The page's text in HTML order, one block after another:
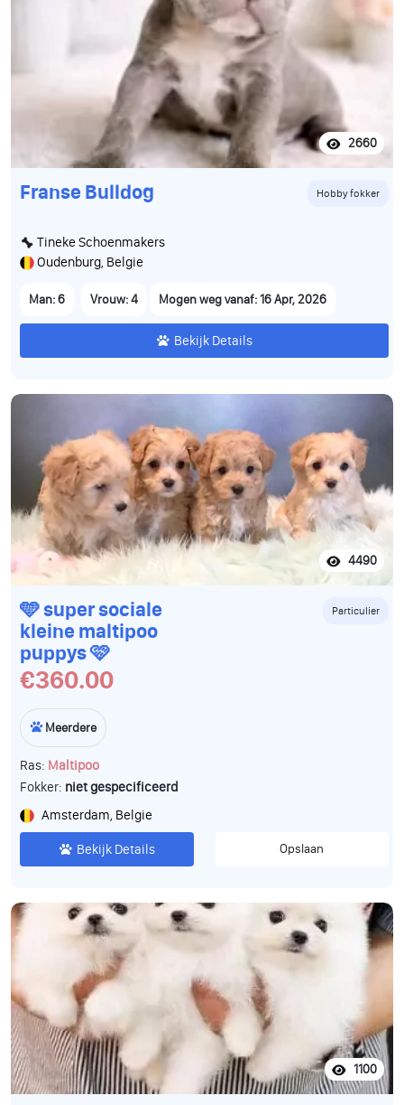
2660
Franse Bulldog Hobby fokker
Tineke Schoenmakers
Oudenburg, Belgie
Man: 6 Vrouw: 4 Mogen weg vanaf: 16 Apr, 2026
Bekijk Details
4490
🩵 super sociale
kleine maltipoo
puppys 🩷
Particulier
€360.00
Meerdere
Ras: Maltipoo
Fokker: niet gespecificeerd
Amsterdam, Belgie
Bekijk Details Opslaan
1100